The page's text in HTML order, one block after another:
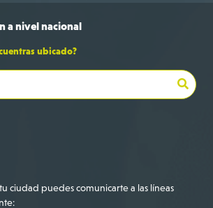
anivel nacional
ubicado?
ciudad puedes comunicarte a las líneas